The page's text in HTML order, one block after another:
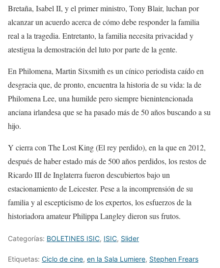
Bretaña, Isabel II, y el primer ministro, Tony Blair, luchan por
alcanzar un acuerdo acerca de cómo debe responder la familia
real a la tragedia. Entretanto, la familia necesita privacidad y
atestigua la demostración del luto por parte de la gente.
En Philomena, Martin Sixsmith es un cínico periodista caído en
desgracia que, de pronto, encuentra la historia de su vida: la de
Philomena Lee, una humilde pero siempre bienintencionada
anciana irlandesa que se ha pasado más de 50 años buscando a su
hijo.
Y cierra con TheLostKing(El rey perdido), en la que en 2012,
después de haber estado más de 500 años perdidos, los restos de
Ricardo III de Inglaterra fueron descubiertos bajo un
estacionamientode Leicester. Pese a la incomprensión de su
familia y al escepticismo de los expertos, los esfuerzos de la
historiadora amateurPhilippa Langleydieron sus frutos.
Categorías: BOLETINES ISIC, ISIC, Slider
Etiquetas: Ciclo de cine, en la Sala Lumiere, Stephen Frears